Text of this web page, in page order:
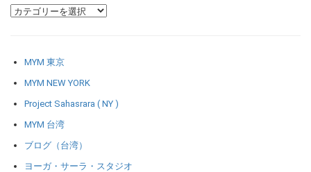
MYM 東京
MYM NEW YORK
Project Sahasrara ( NY )
MYM 台湾
ブログ（台湾）
ヨーガ・サーラ・スタジオ